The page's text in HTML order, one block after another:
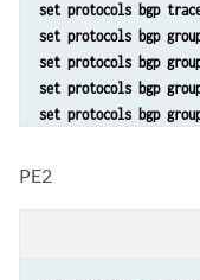
set protocols bgp
set protocols bgp
set protocols bgp
set protocols bgp
set protocols bgp
set protocols bgp
PE2